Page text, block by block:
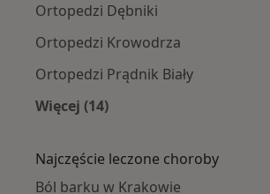
Ortopedzi Dębniki
Ortopedzi Krowodrza
Ortopedzi Prądnik Biały
Więcej (14)
Najczęście leczone choroby
Ból barku w Krakowie